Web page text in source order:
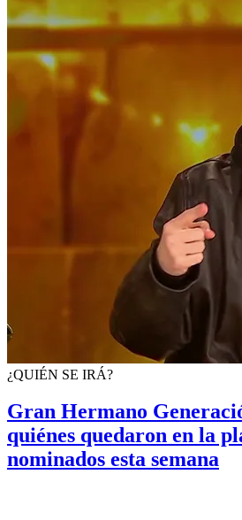
¿QUIÉN SE IRÁ?
Gran Hermano
quiénes quedaron en la
nominados esta semana